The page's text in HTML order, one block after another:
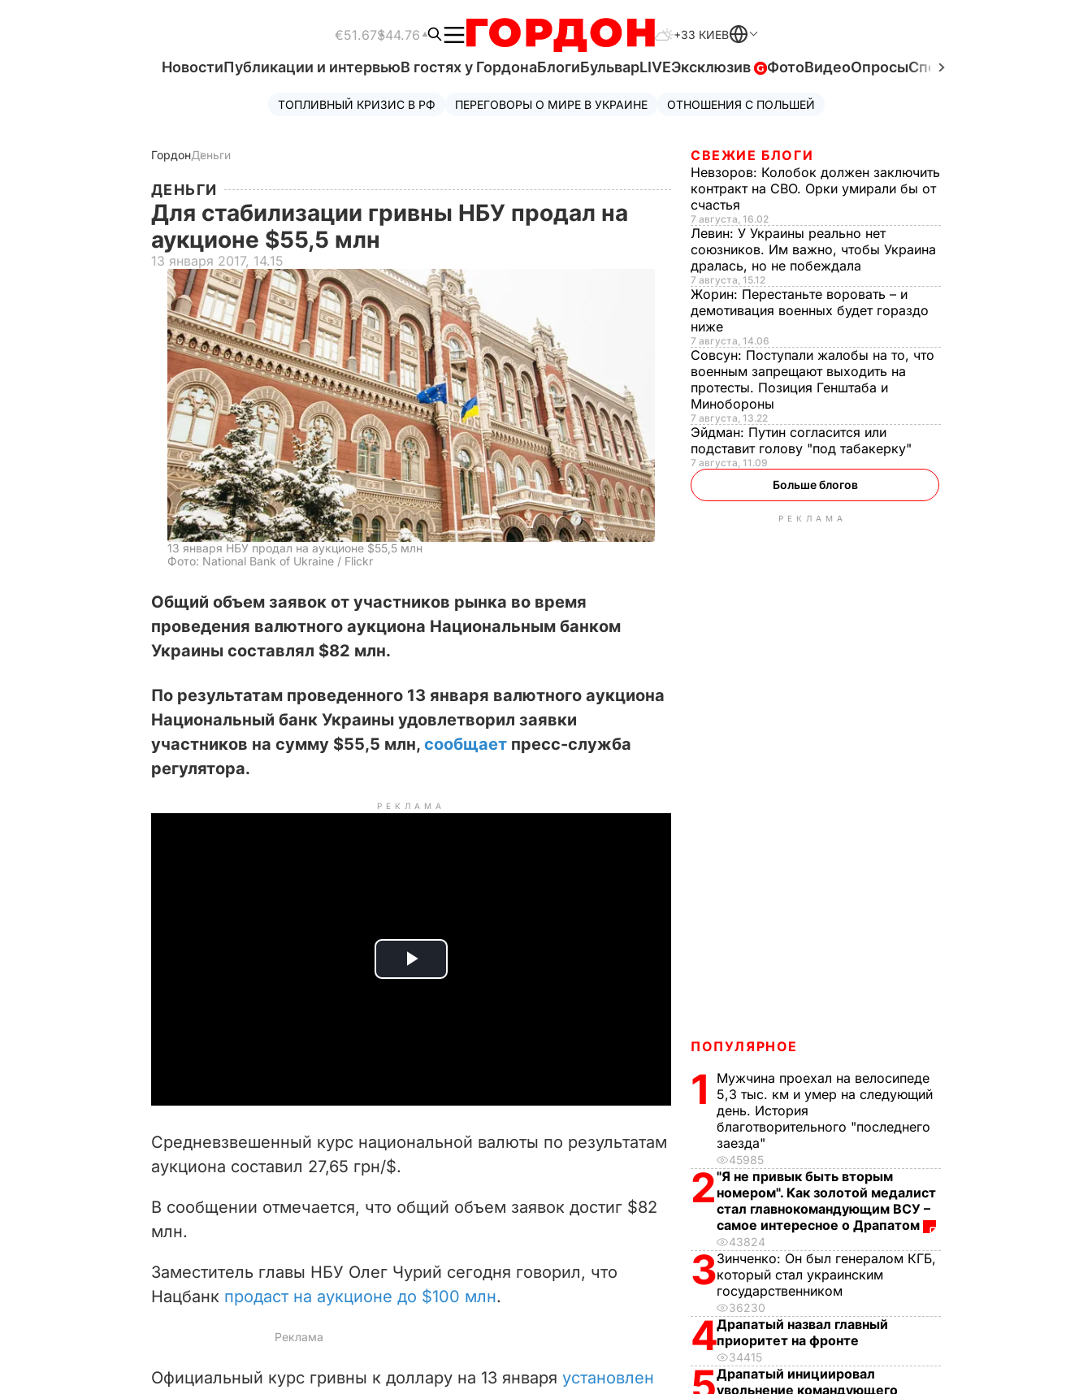
€51.67$44.76 +33 КИЕВ
НовостиПубликации и интервьюВ гостях у ГордонаБлогиБульварLIVEЭксклюзив ФотоВидеоОпросыСпецпроекты
ТОПЛИВНЫЙ КРИЗИС В РФ ПЕРЕГОВОРЫ О МИРЕ В УКРАИНЕ ОТНОШЕНИЯ С ПОЛЬШЕЙ
ГордонДеньги
ДЕНЬГИ
Для стабилизации гривны НБУ продал на
аукционе $55,5 млн
13 января 2017, 14.15
13 января НБУ продал на аукционе $55,5 млн
Фото: National Bank of Ukraine / Flickr
Общий объем заявок от участников рынка во время
проведения валютного аукциона Национальным банком
Украины составлял $82 млн.
По результатам проведенного 13 января валютного аукциона
Национальный банк Украины удовлетворил заявки
участников на сумму $55,5 млн, сообщает пресс-служба
регулятора.
РЕКЛАМА
P
d
o
Средневзвешенный курс национальной валюты по результатам
аукциона составил 27,65 грн/$.
В сообщении отмечается, что общий объем заявок достиг $82
млн.
Заместитель главы НБУ Олег Чурий сегодня говорил, что
Нацбанк продаст на аукционе до $100 млн.
Официальный курс гривны к доллару на 13 января установлен
СВЕЖИЕ БЛОГИ
Невзоров: Колобок должен заключить
контракт на СВО. Орки умирали бы от
счастья
7 августа, 16.02
Левин: У Украины реально нет
союзников. Им важно, чтобы Украина
дралась, но не побеждала
7 августа, 15.12
Жорин: Перестаньте воровать – и
демотивация военных будет гораздо
ниже
7 августа, 14.06
Совсун: Поступали жалобы на то, что
военным запрещают выходить на
протесты. Позиция Генштаба и
Минобороны
7 августа, 13.22
Эйдман: Путин согласится или
подставит голову "под табакерку"
7 августа, 11.09
Больше блогов
РЕКЛАМА
ПОПУЛЯРНОЕ
1
Мужчина проехал на велосипеде
5,3 тыс. км и умер на следующий
день. История
благотворительного "последнего
заезда"
45985
2"Я не привык быть вторым
номером". Как золотой медалист
стал главнокомандующим ВСУ –
самое интересное о Драпатом
43824
3Зинченко: Он был генералом КГБ,
который стал украинским
государственником
36230
4Драпатый назвал главный
приоритет на фронте
34415
Драпатый инициировал
увольнение командующего